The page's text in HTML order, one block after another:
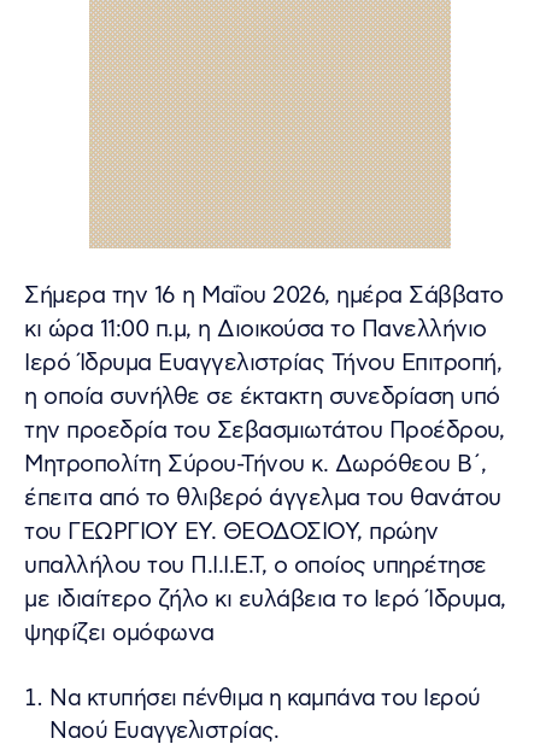
Σήμερα την 16 η Μαΐου 2026, ημέρα Σάββατο
κι ώρα 11:00 π.μ, η Διοικούσα το Πανελλήνιο
Ιερό Ίδρυμα Ευαγγελιστρίας Τήνου Επιτροπή,
η οποία συνήλθε σε έκτακτη συνεδρίαση υπό
την προεδρία του Σεβασμιωτάτου Προέδρου,
Μητροπολίτη Σύρου-Τήνου κ. Δωρόθεου Β΄,
έπειτα από το θλιβερό άγγελμα του θανάτου
του ΓΕΩΡΓΙΟΥ ΕΥ. ΘΕΟΔΟΣΙΟΥ, πρώην
υπαλλήλου του Π.Ι.Ι.Ε.Τ, ο οποίος υπηρέτησε
με ιδιαίτερο ζήλο κι ευλάβεια το Ιερό Ίδρυμα,
ψηφίζει ομόφωνα
Να κτυπήσει πένθιμα η καμπάνα του Ιερού
Ναού Ευαγγελιστρίας.